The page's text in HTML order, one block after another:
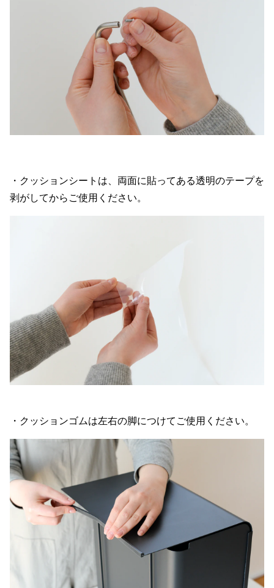
・クッションシートは、両面に貼ってある透明のテープを
剥がしてからご使用ください。
・クッションゴムは左右の脚につけてご使用ください。